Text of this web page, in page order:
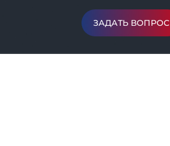
ЗАДАТЬ ВОПРОС